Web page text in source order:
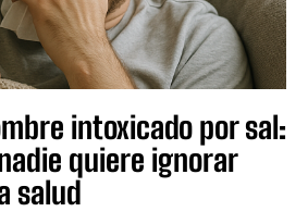
intoxicado por sal:
quiere ignorar
salud